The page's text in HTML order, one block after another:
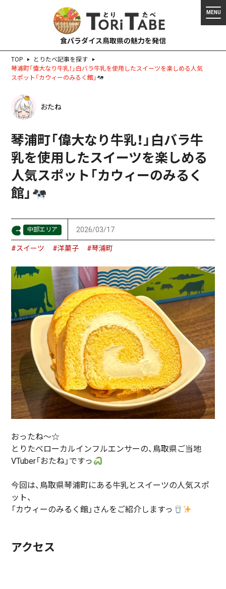
食パラダイス鳥取県の魅力を発信
TOP
とりたべ記事を探す
琴浦町「偉大なり牛乳！」白バラ牛乳を使用したスイーツを楽しめる人気
スポット「カウィーのみるく館」
おたね
琴浦町「偉大なり牛乳！」白バラ牛
乳を使用したスイーツを楽しめる
人気スポット「カウィーのみるく
館」
中部エリア 2026/03/17
#スイーツ #洋菓子 #琴浦町
おったね～☆
とりたべローカルインフルエンサーの、鳥取県ご当地
VTuber「おたね」ですっ
今回は、鳥取県琴浦町にある牛乳とスイーツの人気スポ
ット、
「カウィーのみるく館」さんをご紹介しますっ
アクセス